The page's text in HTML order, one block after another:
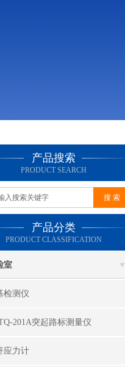
产品搜索
PRODUCT SEARCH
产品分类
PRODUCT CLASSIFICATION
室
检测仪
201A突起路标测量仪
应力计